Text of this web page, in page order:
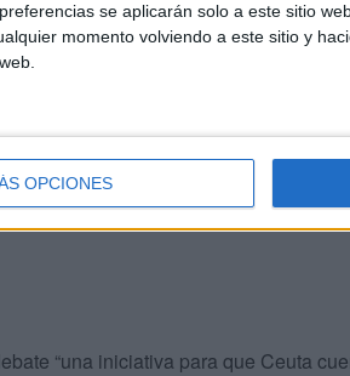
se aplicarán solo a este sitio
momento volviendo a este sitio y
OPCIONES
acuerdo con el argumento de Vox,
en una ciudad donde el
“una iniciativa para que Ceuta